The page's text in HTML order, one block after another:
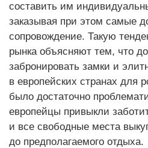
составить им
заказывая при этом самые
сопровождение. Такую
рынка объясняют тем, что
забронировать замки и
в европейских странах для
было достаточно
европейцы привыкли
и все свободные места
до предполагаемого отдыха.